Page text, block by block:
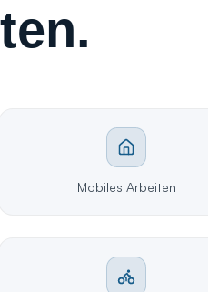
Mobiles Arbeiten